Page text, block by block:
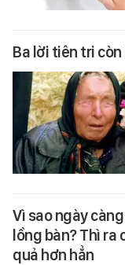
Ba lời tiên tri
Vì sao ngày
lồng bàn? Thì ra
quả hơn hẳn